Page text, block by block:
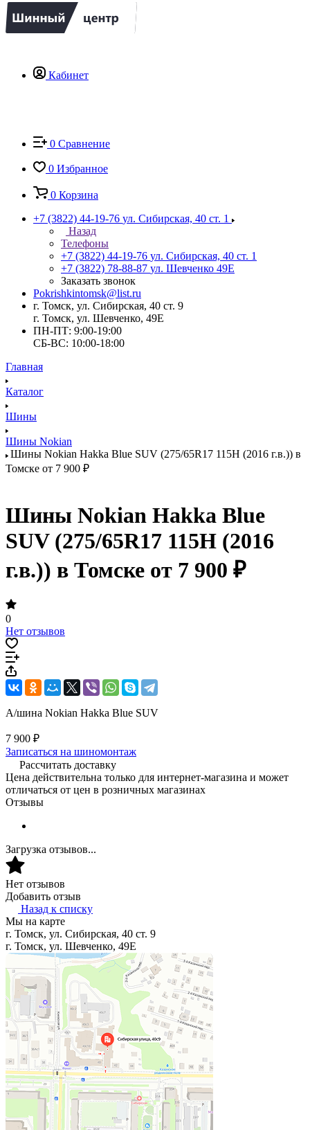
Кабинет
0 Сравнение
0 Избранное
0 Корзина
+7 (3822) 44-19-76 ул. Сибирская, 40 ст. 1
Назад
Телефоны
+7 (3822) 44-19-76 ул. Сибирская, 40 ст. 1
+7 (3822) 78-88-87 ул. Шевченко 49Е
Заказать звонок
Pokrishkintomsk@list.ru
г. Томск, ул. Сибирская, 40 ст. 9
г. Томск, ул. Шевченко, 49Е
ПН-ПТ: 9:00-19:00
СБ-ВС: 10:00-18:00
Главная
Каталог
Шины
Шины Nokian
Шины Nokian Hakka Blue SUV (275/65R17 115H (2016 г.в.)) в
Томске от 7 900 ₽
Шины Nokian Hakka Blue
SUV (275/65R17 115H (2016
г.в.)) в Томске от 7 900 ₽
0
Нет отзывов
А/шина Nokian Hakka Blue SUV
7 900 ₽
Записаться на шиномонтаж
Рассчитать доставку
Цена действительна только для интернет-магазина и может
отличаться от цен в розничных магазинах
Отзывы
Загрузка отзывов...
Нет отзывов
Добавить отзыв
Назад к списку
Мы на карте
г. Томск, ул. Сибирская, 40 ст. 9
г. Томск, ул. Шевченко, 49Е